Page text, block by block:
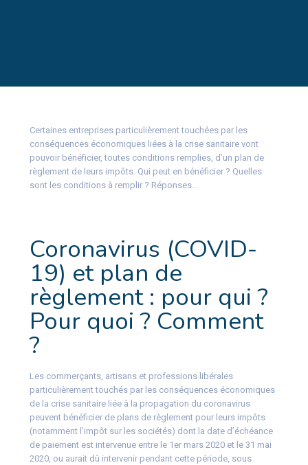
Certaines entreprises particulièrement touchées par les
conséquences économiques liées à la crise sanitaire vont
pouvoir bénéficier, toutes conditions remplies, d’un plan de
règlement de leurs impôts. Qui peut en bénéficier ? Quelles
sont les conditions à remplir ? Réponses…
Coronavirus (COVID-
19) et plan de
règlement : pour qui ?
Pour quoi ? Comment
?
Les commerçants, artisans et professions libérales
particulièrement touchés par les conséquences économiques
de la crise sanitaire liée à la propagation du coronavirus
peuvent bénéficier de plans de règlement pour leurs impôts
(notamment l’impôt sur les sociétés) dont la date d’échéance
de paiement est intervenue entre le 1er mars 2020 et le 31 mai
2020, ou aurait dû intervenir pendant cette période, sous